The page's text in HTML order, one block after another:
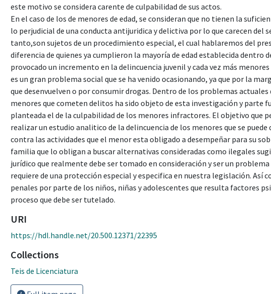
este motivo se considera carente de culpabilidad de sus actos.
En el caso de los de menores de edad, se consideran que no tienen la
lo perjudicial de una conducta antijuridica y delictiva por lo que carecen del
tanto,son sujetos de un procedimiento especial, el cual hablaremos del
diferencia de quienes ya cumplieron la mayoría de edad establecida dentro
provocado un incremento en la delincuencia juvenil y cada vez más
es un gran problema social que se ha venido ocasionando, ya que por la
que desenvuelven o por consumir drogas. Dentro de los problemas actuales
menores que cometen delitos ha sido objeto de esta investigación y parte
planteada el de la culpabilidad de los menores infractores. El objetivo que
realizar un estudio analitico de la delincuencia de los menores que se puede
contra las actividades que el menor esta obligado a desempeñar para su
familia que lo obligan a buscar alternativas consideradas como ilegales
jurídico que realmente debe ser tomado en consideración y ser un problema
requiere de una protección especial y especifica en nuestra legislación. Así
penales por parte de los niños, niñas y adolescentes que resulta factores
proceso que debe ser tutelado.
URI
https://hdl.handle.net/20.500.12371/22395
Collections
Teis de Licenciatura